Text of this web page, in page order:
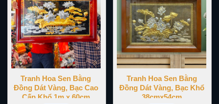
Tranh Hoa Sen Bằng
Đồng Dát Vàng, Bạc Cao
Cấp Khổ 1m x 60cm
Tranh Hoa Sen Bằng
Đồng Dát Vàng, Bạc Khổ
38cmx54cm